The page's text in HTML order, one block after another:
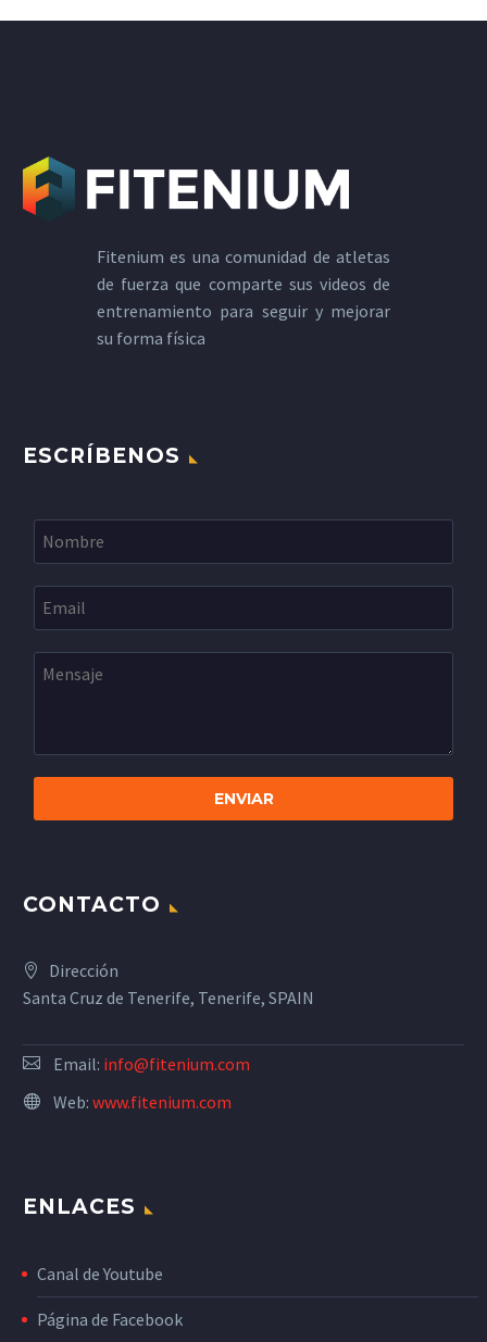
Fitenium es una comunidad de atletas
de fuerza que comparte sus videos de
entrenamiento para seguir y mejorar
su forma física
ESCRÍBENOS
CONTACTO
Dirección
Santa Cruz de Tenerife, Tenerife, SPAIN
Email: info@fitenium.com
Web: www.fitenium.com
ENLACES
Canal de Youtube
Página de Facebook